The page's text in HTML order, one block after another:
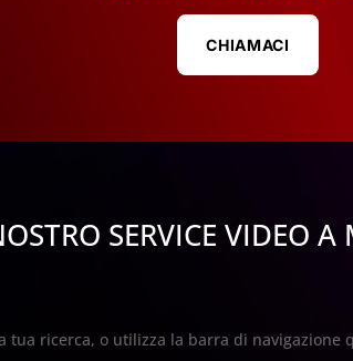
CHIAMACI
SERVICE VIDEO A
tua ricerca, o utilizza la barra di navigazione